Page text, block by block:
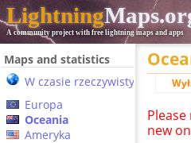
Lightning
A community project with free lightning maps and apps
Maps and statistics
W czasie rzeczywistym
Europa
Oceania
Ameryka
new